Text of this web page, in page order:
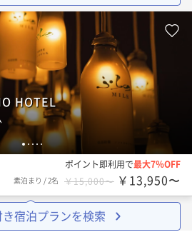
1 2 3 4 5
HOTEL
ポイント即利用で最大7％OFF
素泊まり /2名 ￥15,000〜 ￥13,950〜
宿泊プランを検索